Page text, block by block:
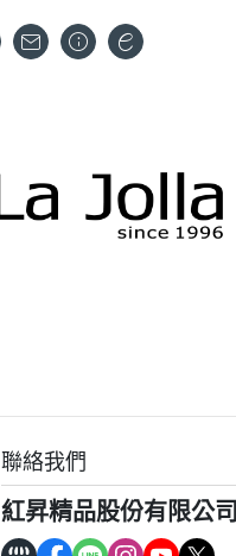
聯絡我們
紅昇精品股份有限公司